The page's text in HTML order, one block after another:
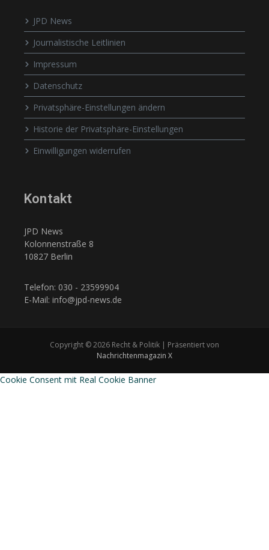
JPD News
Journalistische Leitlinien
Impressum
Datenschutz
Privatsphäre-Einstellungen ändern
Historie der Privatsphäre-Einstellungen
Einwilligungen widerrufen
Kontakt
JPD News
Kolonnenstraße 8
10827 Berlin
Telefon: 030 - 23599904
E-Mail: info@jpd-news.de
Copyright © 2026 Recht & Politik | Präsentiert von
Nachrichtenmagazin X
Cookie Consent mit Real Cookie Banner